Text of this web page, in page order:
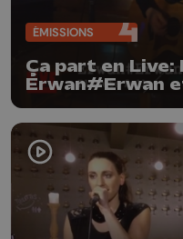
ÉMISSIONS
Ça part en Live:
Erwan#Erwan